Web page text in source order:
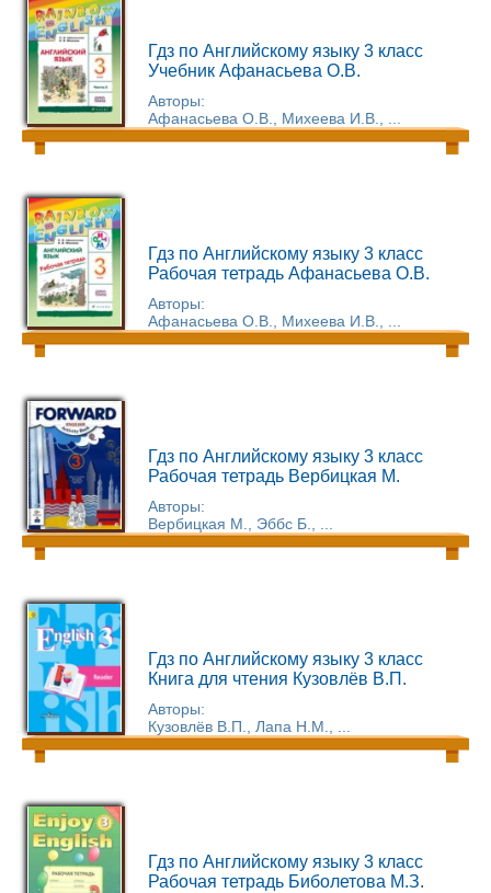
Гдз по Английскому языку 3 класс
Учебник Афанасьева О.В.
Авторы:
Афанасьева О.В., Михеева И.В., ...
Гдз по Английскому языку 3 класс
Рабочая тетрадь Афанасьева О.В.
Авторы:
Афанасьева О.В., Михеева И.В., ...
Гдз по Английскому языку 3 класс
Рабочая тетрадь Вербицкая М.
Авторы:
Вербицкая М., Эббс Б., ...
Гдз по Английскому языку 3 класс
Книга для чтения Кузовлёв В.П.
Авторы:
Кузовлёв В.П., Лапа Н.М., ...
Гдз по Английскому языку 3 класс
Рабочая тетрадь Биболетова М.З.